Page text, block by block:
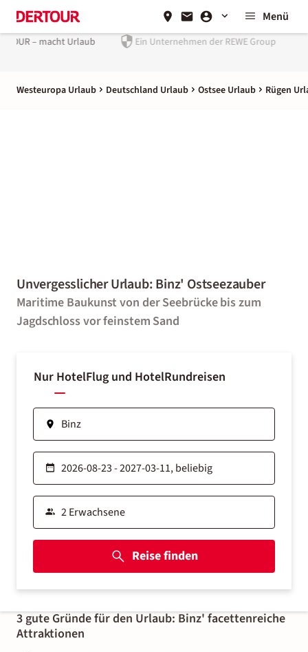
Menü
Ein Unternehmen der REWE Group
Westeuropa Urlaub Deutschland Urlaub Ostsee Urlaub Rügen
Unvergesslicher Urlaub: Binz' Ostseezauber
Maritime Baukunst von der Seebrücke bis zum
Jagdschloss vor feinstem Sand
Nur HotelFlug und HotelRundreisen
Reise finden
3 gute Gründe für den Urlaub: Binz' facettenreiche
Attraktionen